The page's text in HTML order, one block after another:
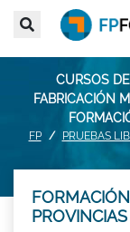
CURSOS
FABRICACIÓN
FP
PRUEBAS